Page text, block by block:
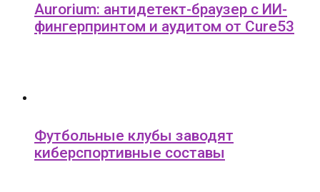
Aurorium: антидетект-браузер с ИИ-
фингерпринтом и аудитом от Cure53
Футбольные клубы заводят
киберспортивные составы